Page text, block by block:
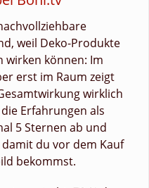
weil Deko-Produkte
wirken können: Im
erst im Raum zeigt
wirklich
Erfahrungen als
5 Sternen ab und
du vor dem Kauf
bekommst.